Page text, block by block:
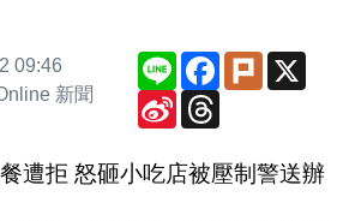
09:46
新聞
Line Facebook
Plurk
Sina
Weibo
遭拒 怒砸小吃店被壓制警送辦